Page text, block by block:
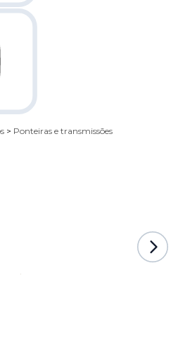
> Ponteiras e transmissões